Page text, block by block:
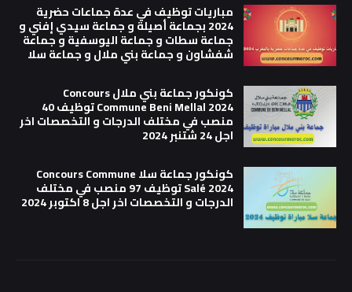
مباريات توظيف في عدة جماعات حضرية
2024 بجماعة أصيلة و جماعة سيدي إفني و
جماعة سطات و جماعة اليوسفية و جماعة
شفشاون و جماعة بني ملال و جماعة سلا
كونكور جماعة بني ملال Concours
Commune Beni Mellal 2024 توظيف 40
منصب في مختلف الدرجات و التخصصات اخر
اجل 24 شتنبر 2024
كونكور جماعة سلا Concours Commune
Salé 2024 توظيف 97 منصب في مختلف
الدرجات و التخصصات اخر اجل 8 اكتوبر 2024